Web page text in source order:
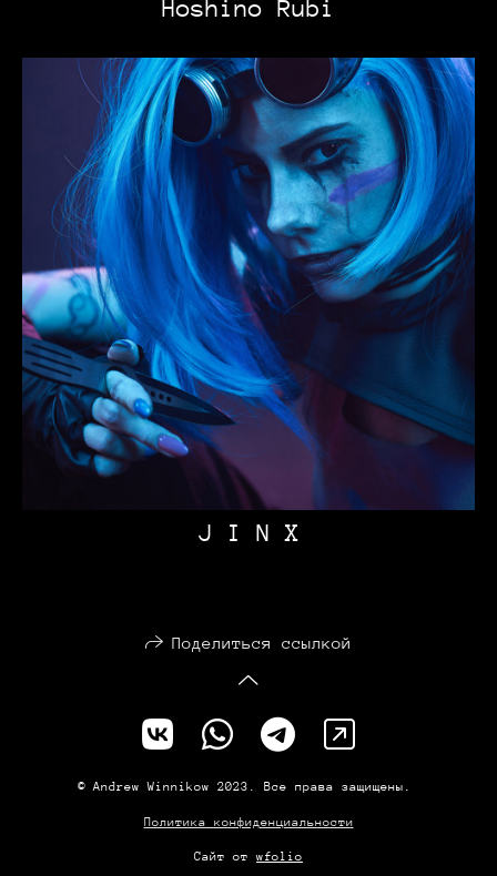
Hoshino Rubi
J I N X
Поделиться ссылкой
© Andrew Winnikow 2023. Все права защищены.
Политика конфиденциальности
Сайт от wfolio